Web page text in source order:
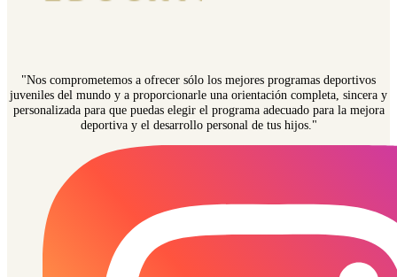
"Nos comprometemos a ofrecer sólo los mejores programas deportivos
juveniles del mundo y a proporcionarle una orientación completa, sincera y
personalizada para que puedas elegir el programa adecuado para la mejora
deportiva y el desarrollo personal de tus hijos."